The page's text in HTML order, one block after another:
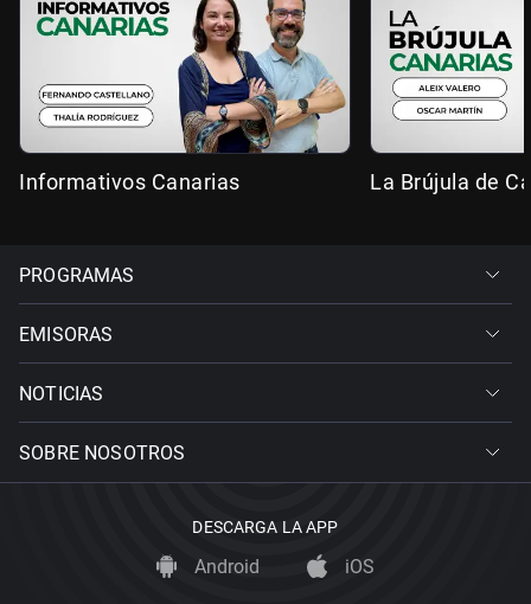
Informativos Canarias La Brújula de
PROGRAMAS
EMISORAS
NOTICIAS
SOBRE NOSOTROS
DESCARGA LA APP
Android iOS